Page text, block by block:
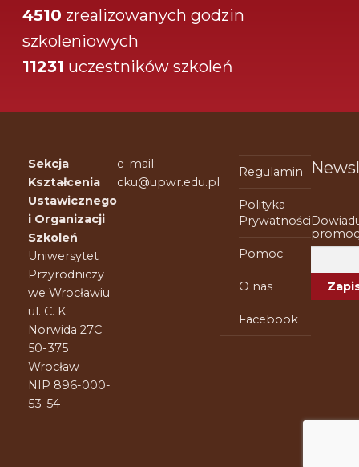
4510 zrealizowanych godzin
szkoleniowych
11231 uczestników szkoleń
Sekcja
Kształcenia
Ustawicznego
i Organizacji
Szkoleń
Uniwersytet
Przyrodniczy
we Wrocławiu
ul. C. K.
Norwida 27C
50-375
Wrocław
NIP 896-000-
53-54
e-mail:
cku@upwr.edu.pl
Regulamin
Polityka
Prywatności
Pomoc
O nas
Facebook